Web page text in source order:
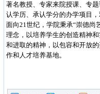
著名教授、专家来院授课、专
认学历、承认学分的办学项目
面向21世纪，学院秉承“崇德尚
理念，以培养学生的创造精神
和进取的精神，以包容和开放
作和人才培养基地。